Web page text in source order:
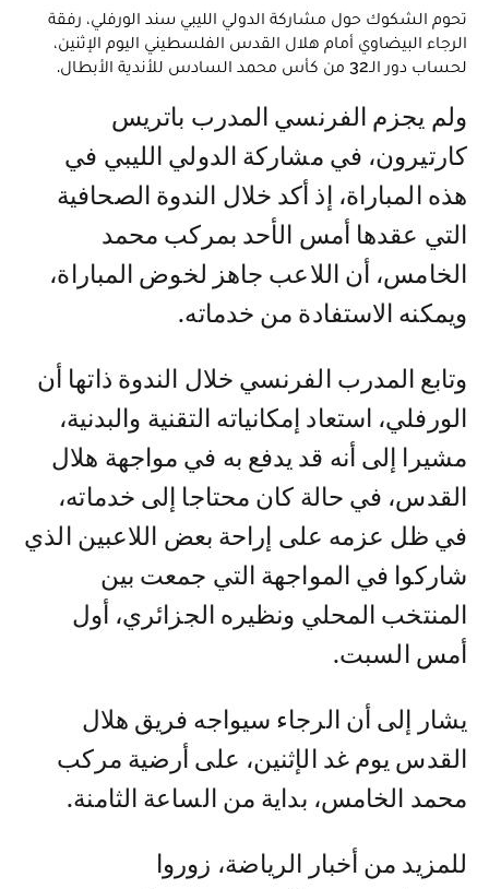
تحوم الشكوك حول مشاركة الدولي الليبي سند الورفلي، رفقة
الرجاء البيضاوي أمام هلال القدس الفلسطيني اليوم الإثنين،
لحساب دور الـ32 من كأس محمد السادس للأندية الأبطال.
ولم يجزم الفرنسي المدرب باتريس
كارتيرون، في مشاركة الدولي الليبي في
هذه المباراة، إذ أكد خلال الندوة الصحافية
التي عقدها أمس الأحد بمركب محمد
الخامس، أن اللاعب جاهز لخوض المباراة،
ويمكنه الاستفادة من خدماته.
وتابع المدرب الفرنسي خلال الندوة ذاتها أن
الورفلي، استعاد إمكانياته التقنية والبدنية،
مشيرا إلى أنه قد يدفع به في مواجهة هلال
القدس، في حالة كان محتاجا إلى خدماته،
في ظل عزمه على إراحة بعض اللاعبين الذي
شاركوا في المواجهة التي جمعت بين
المنتخب المحلي ونظيره الجزائري، أول
أمس السبت.
يشار إلى أن الرجاء سيواجه فريق هلال
القدس يوم غد الإثنين، على أرضية مركب
محمد الخامس، بداية من الساعة الثامنة.
للمزيد من أخبار الرياضة، زوروا